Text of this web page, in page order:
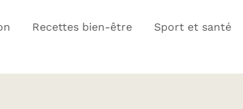
Recettes bien-être
Sport et santé